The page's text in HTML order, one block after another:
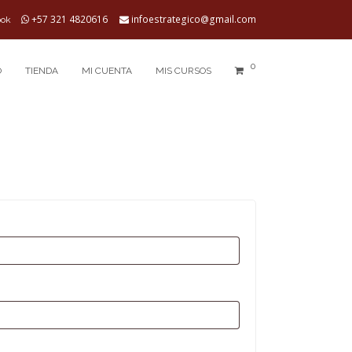
+57 321 4820616 infoestrategico@gmail.com
TIENDA MI CUENTA MIS CURSOS 0